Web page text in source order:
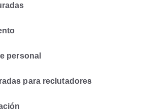
personal
para reclutadores